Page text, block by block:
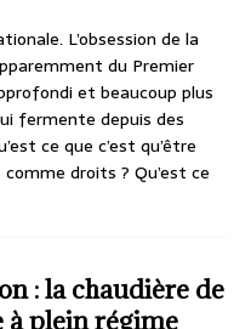
L’obsession de la
du Premier
et beaucoup plus
fermente depuis des
ce que c’est qu’être
droits ? Qu’est ce
: la chaudière de
à plein régime